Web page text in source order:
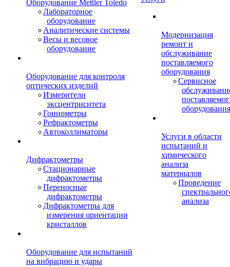
Оборудование Mettler Toledo
Лабораторное
оборудование
Аналитические системы
Весы и весовое
оборудование
Оборудование для контроля
оптических изделий
Измерители
эксцентриситета
Гониометры
Рефрактометры
Автоколлиматоры
Дифрактометры
Стационарные
дифрактометры
Переносные
дифрактометры
Дифрактометры для
измерения ориентации
кристаллов
Оборудование для испытаний
на вибрацию и удары
Модернизация
ремонт и
обслуживание
поставляемого
оборудования
Сервисное
оборудования
Услуги в области
испытаний и
химического
анализа
материалов
Проведение
анализа